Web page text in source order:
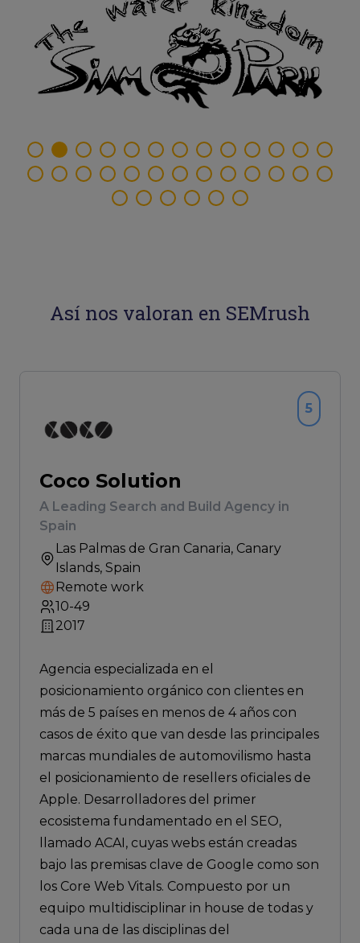
Así nos valoran en SEMrush
Coco Solution
A Leading Search and Build Agency in
Spain
Las Palmas de Gran Canaria, Canary
Islands, Spain
Remote work
10-49
2017
5
Agencia especializada en el
posicionamiento orgánico con clientes en
más de 5 países en menos de 4 años con
casos de éxito que van desde las principales
marcas mundiales de automovilismo hasta
el posicionamiento de resellers oficiales de
Apple. Desarrolladores del primer
ecosistema fundamentado en el SEO,
llamado ACAI, cuyas webs están creadas
bajo las premisas clave de Google como son
los Core Web Vitals. Compuesto por un
equipo multidisciplinar in house de todas y
cada una de las disciplinas del